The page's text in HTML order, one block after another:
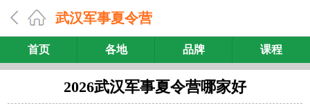
武汉军事夏令营
首页 各地 品牌 课程
2026武汉军事夏令营哪家好